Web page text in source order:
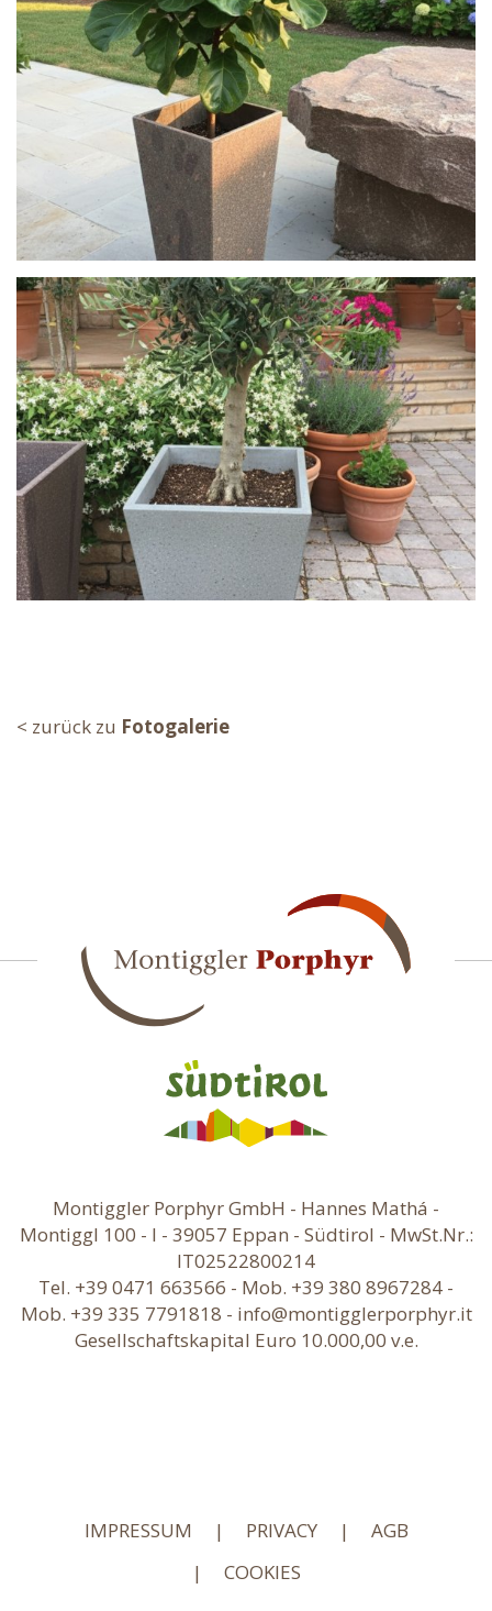
< zurück zu Fotogalerie
Montiggler Porphyr GmbH - Hannes Mathá -
Montiggl 100 - I - 39057 Eppan - Südtirol - MwSt.Nr.:
IT02522800214
Tel. +39 0471 663566 - Mob. +39 380 8967284 -
Mob. +39 335 7791818 - info@montigglerporphyr.it
Gesellschaftskapital Euro 10.000,00 v.e.
IMPRESSUM | PRIVACY |
AGB
|
COOKIES